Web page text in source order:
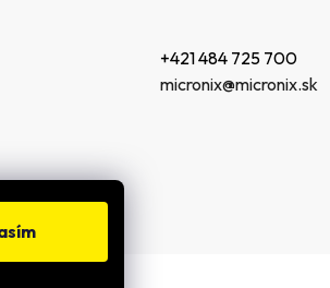
+421 484 725 700
micronix@micronix.sk